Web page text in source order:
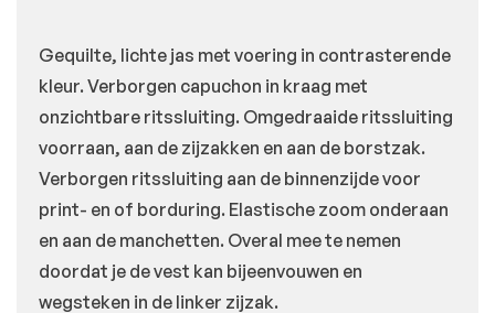
Gequilte, lichte jas met voering in contrasterende
kleur. Verborgen capuchon in kraag met
onzichtbare ritssluiting. Omgedraaide ritssluiting
voorraan, aan de zijzakken en aan de borstzak.
Verborgen ritssluiting aan de binnenzijde voor
print- en of borduring. Elastische zoom onderaan
en aan de manchetten. Overal mee te nemen
doordat je de vest kan bijeenvouwen en
wegsteken in de linker zijzak.